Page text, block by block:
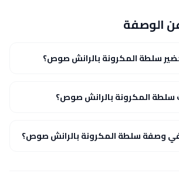
الوصفة
سلطة المكرونة بالرانش صوص؟
المكرونة بالرانش صوص؟
وصفة سلطة المكرونة بالرانش صوص؟